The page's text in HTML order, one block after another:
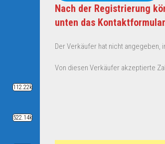
Nach der Registrierung
unten das
Der Verkäufer hat nicht
Von diesen Verkäufer akzeptierte
112.22k
522.14k